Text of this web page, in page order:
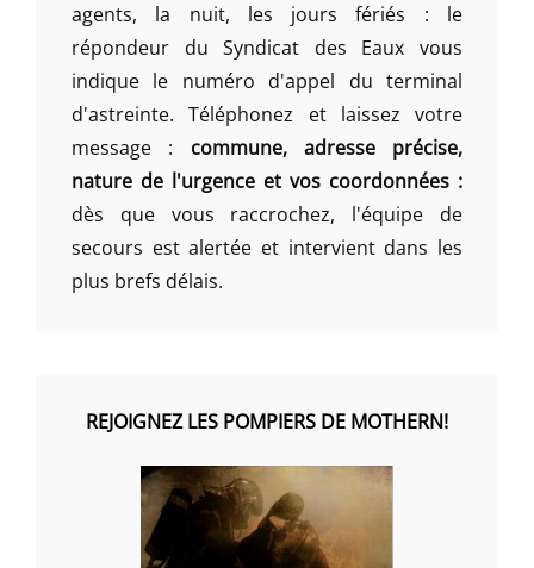
agents, la nuit, les jours fériés : le
répondeur du Syndicat des Eaux vous
indique le numéro d'appel du terminal
d'astreinte. Téléphonez et laissez votre
message : commune, adresse précise,
nature de l'urgence et vos coordonnées :
dès que vous raccrochez, l'équipe de
secours est alertée et intervient dans les
plus brefs délais.
REJOIGNEZ LES POMPIERS DE MOTHERN!